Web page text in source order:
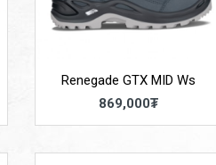
Renegade GTX MID Ws
869,000₮